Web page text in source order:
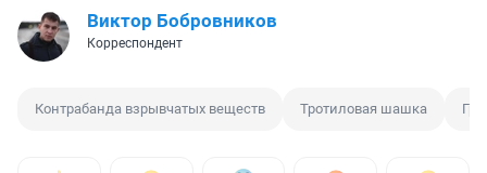
Виктор Бобровников
Корреспондент
Контрабанда взрывчатых веществ Тротиловая шашка